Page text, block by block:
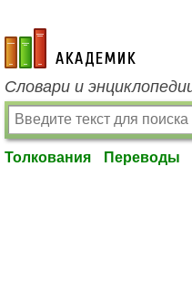
academic.ru
Словари и
Толкования Переводы